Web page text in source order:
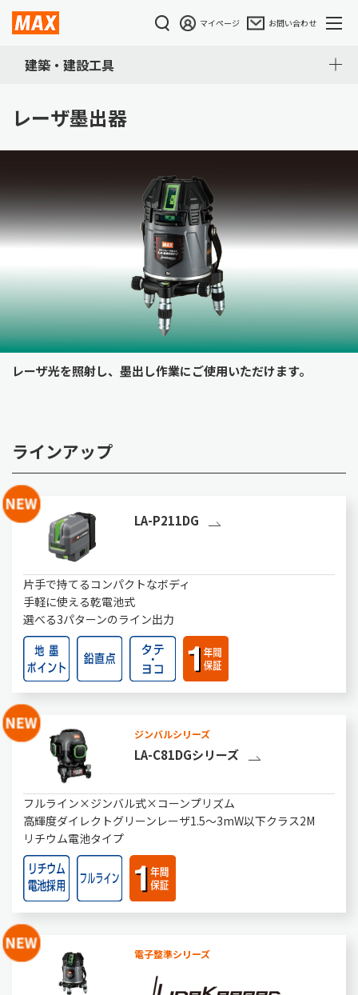
マイページ お問い合わせ
建築・建設工具
レーザ墨出器
レーザ光を照射し、墨出し作業にご使用いただけます。
ラインアップ
LA-P211DG
片手で持てるコンパクトなボディ
手軽に使える乾電池式
選べる3パターンのライン出力
ジンバルシリーズ
LA-C81DGシリーズ
フルライン×ジンバル式×コーンプリズム
高輝度ダイレクトグリーンレーザ1.5～3mW以下クラス2M
リチウム電池タイプ
電子整準シリーズ